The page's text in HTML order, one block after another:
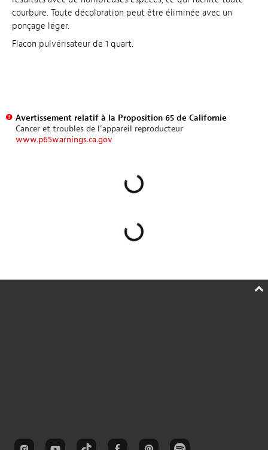
courbure. Toute décoloration peut être éliminée avec un
ponçage léger.
Flacon pulvérisateur de 1 quart.
Avertissement relatif à la Proposition 65 de Californie
Cancer et troubles de l’appareil reproducteur
www.p65warnings.ca.gov